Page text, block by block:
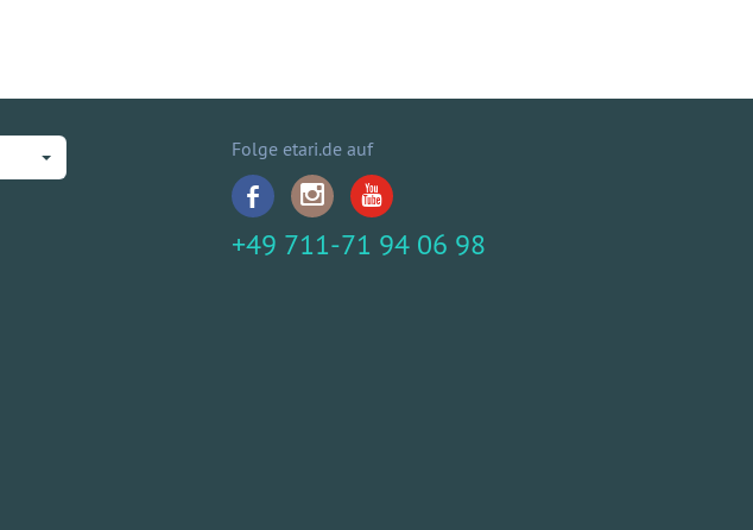
Folge etari.de auf
+49 711-71 94 06 98